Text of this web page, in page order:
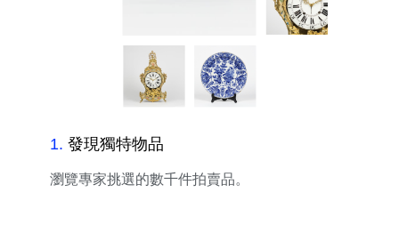
1. 發現獨特物品
瀏覽專家挑選的數千件拍賣品。